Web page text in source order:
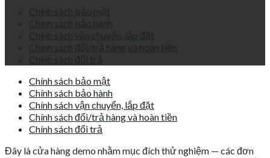
Chính sách bảo mật
Chính sách bảo hành
Chính sách vận chuyển, lắp đặt
Chính sách đổi/trả hàng và hoàn tiền
Chính sách đổi trả
Chính sách bảo mật
Chính sách bảo hành
Chính sách vận chuyển, lắp đặt
Chính sách đổi/trả hàng và hoàn tiền
Chính sách đổi trả
Đây là cửa hàng demo nhằm mục đích thử nghiệm — các đơn